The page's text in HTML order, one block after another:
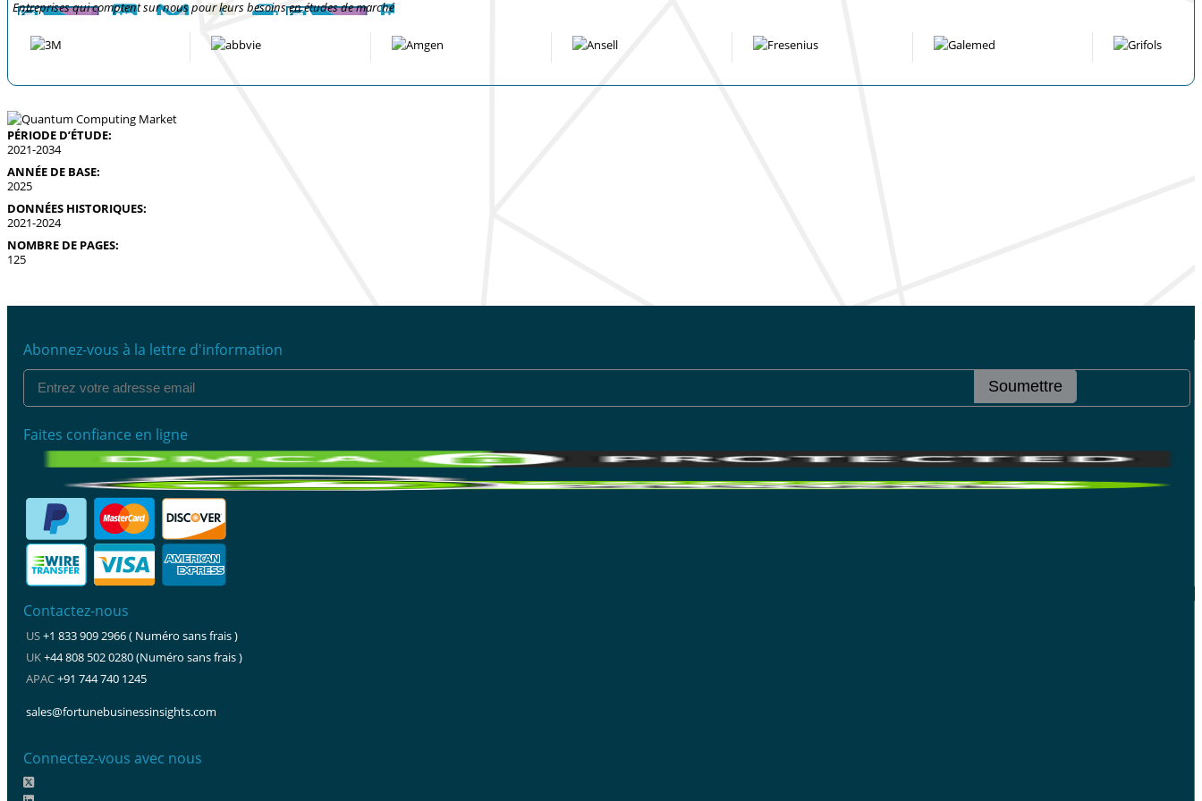
Entreprises qui comptent sur nous pour leurs besoins en études de marché
PÉRIODE D’ÉTUDE:
2021-2034
ANNÉE DE BASE:
2025
DONNÉES HISTORIQUES:
2021-2024
NOMBRE DE PAGES:
125
Abonnez-vous à la lettre d'information
Soumettre
Faites confiance en ligne
Contactez-nous
US+1 833 909 2966 ( Numéro sans frais )
UK+44 808 502 0280 (Numéro sans frais )
APAC+91 744 740 1245
sales@fortunebusinessinsights.com
Connectez-vous avec nous